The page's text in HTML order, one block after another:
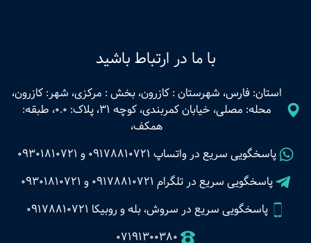
با ما در ارتباط باشید
استان: فارس، شهرستان : کازرون، بخش : مرکزی، شهر: کازرون،
محله: مصلی، خیابان کمربندی، کوچه 31، پلاک: 0.0، طبقه:
همکف،
پاسخگویی سریع در واتساپ 09178810721 و 09301810721
پاسخگویی سریع در تلگرام 09178810721 و 09301810721
پاسخگویی سریع در سروش، بله و روبیکا 09178810721
07191300380